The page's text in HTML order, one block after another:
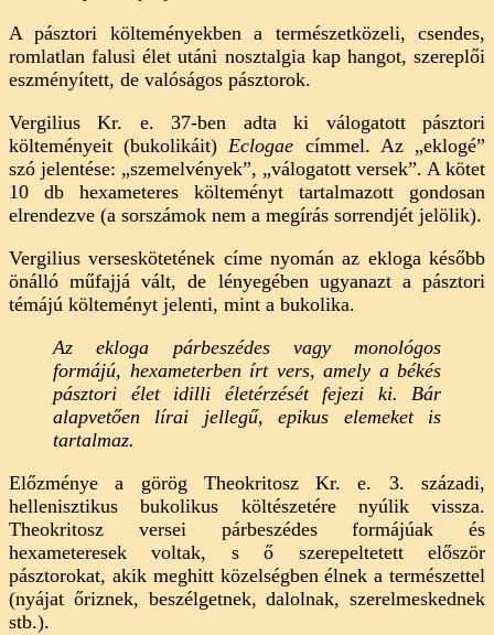
A pásztori költeményekben a természetközeli, csendes,
romlatlan falusi élet utáni nosztalgia kap hangot, szereplői
eszményített, de valóságos pásztorok.
Vergilius Kr. e. 37-ben adta ki válogatott pásztori
költeményeit (bukolikáit)Eclogae címmel. Az „eklogé”
szó jelentése: „szemelvények”, „válogatott versek”. A kötet
10 db hexameteres költeményt tartalmazott gondosan
elrendezve (a sorszámok nem a megírás sorrendjét jelölik).
Vergilius verseskötetének címe nyomán az ekloga később
önálló műfajjá vált, de lényegében ugyanazt a pásztori
témájú költeményt jelenti, mint a bukolika.
Az ekloga párbeszédes vagy monológos
formájú, hexameterben írt vers, amely a békés
pásztori élet idilli életérzését fejezi ki. Bár
alapvetően lírai jellegű, epikus elemeket is
tartalmaz.
Előzménye a görög Theokritosz Kr. e. 3. századi,
hellenisztikus bukolikus költészetére nyúlik vissza.
Theokritosz versei párbeszédes formájúak és
hexameteresek voltak, s ő szerepeltetett először
pásztorokat, akik meghitt közelségben élnek a természettel
(nyájat őriznek, beszélgetnek, dalolnak, szerelmeskednek
stb.).